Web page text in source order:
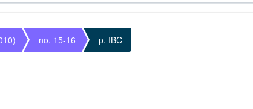
no. 15-16 p. IBC